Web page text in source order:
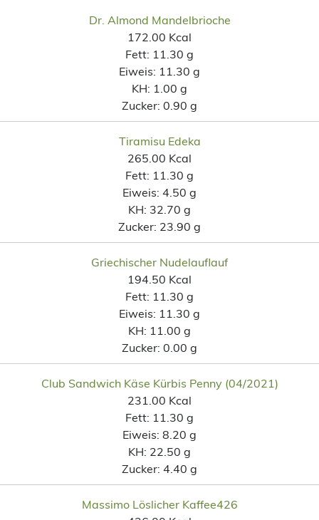
Dr. Almond Mandelbrioche
172.00 Kcal
Fett: 11.30 g
Eiweis: 11.30 g
KH: 1.00 g
Zucker: 0.90 g
Tiramisu Edeka
265.00 Kcal
Fett: 11.30 g
Eiweis: 4.50 g
KH: 32.70 g
Zucker: 23.90 g
Griechischer Nudelauflauf
194.50 Kcal
Fett: 11.30 g
Eiweis: 11.30 g
KH: 11.00 g
Zucker: 0.00 g
Club Sandwich Käse Kürbis Penny (04/2021)
231.00 Kcal
Fett: 11.30 g
Eiweis: 8.20 g
KH: 22.50 g
Zucker: 4.40 g
Massimo Löslicher Kaffee426